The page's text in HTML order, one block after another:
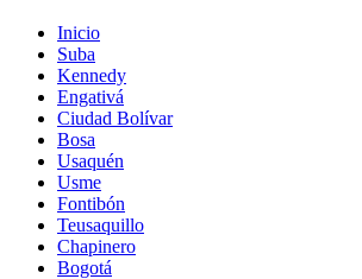
Inicio
Suba
Kennedy
Engativá
Ciudad Bolívar
Bosa
Usaquén
Usme
Fontibón
Teusaquillo
Chapinero
Bogotá